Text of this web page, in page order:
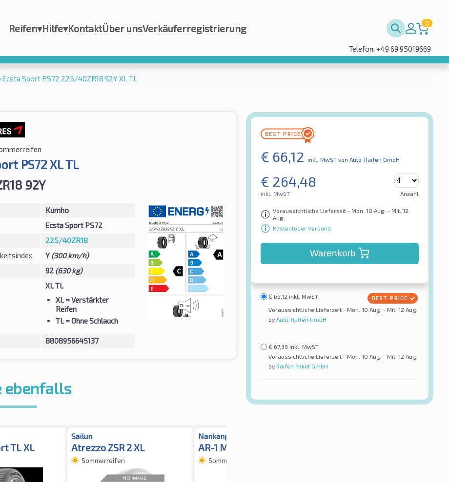
Reifen▾Hilfe▾KontaktÜber unsVerkäuferregistrierung 0
Telefon: +49 69 95019669
Ecsta Sport PS72 225/40ZR18 92Y XL TL
PS72 XL TL
92Y
Kumho
Ecsta Sport PS72
225/40ZR18
Y (300 km/h)
92 (630 kg)
XL TL
XL= Verstärkter
Reifen
TL= Ohne Schlauch
8808956645137
€ 66,12 inkl. MwST von Auto-Raifen GmbH
€ 264,48
inkl. MwST Anzahl
Voraussichtliche Lieferzeit - Mon. 10 Aug. - Mit. 12
Aug.
Kostenloser Versand
Warenkorb
€ 66,12 inkl. MwST
Voraussichtliche Lieferzeit - Mon. 10 Aug. - Mit. 12 Aug.
by Auto-Raifen GmbH
€ 67,39 inkl. MwST
Voraussichtliche Lieferzeit - Mon. 10 Aug. - Mit. 12 Aug.
by Raifen Paket GmbH
ebenfalls
TL XL
Sailun
Atrezzo ZSR 2 XL
Sommerreifen
Nankang
AR-1 MotorSport XL
Sommerreifen